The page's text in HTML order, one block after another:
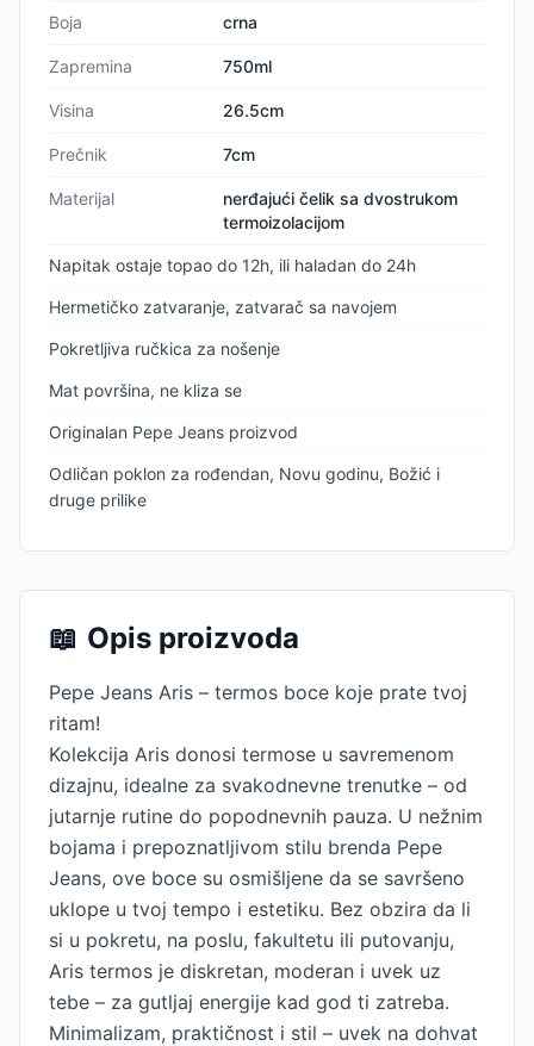
Boja crna
Zapremina 750ml
Visina 26.5cm
Prečnik 7cm
Materijal
nerđajući čelik sa dvostrukom
termoizolacijom
Napitak ostaje topao do 12h, ili haladan do 24h
Hermetičko zatvaranje, zatvarač sa navojem
Pokretljiva ručkica za nošenje
Mat površina, ne kliza se
Originalan Pepe Jeans proizvod
Odličan poklon za rođendan, Novu godinu, Božić i
druge prilike
📖 Opis proizvoda
Pepe Jeans Aris – termos boce koje prate tvoj
ritam!
Kolekcija Aris donosi termose u savremenom
dizajnu, idealne za svakodnevne trenutke – od
jutarnje rutine do popodnevnih pauza. U nežnim
bojama i prepoznatljivom stilu brenda Pepe
Jeans, ove boce su osmišljene da se savršeno
uklope u tvoj tempo i estetiku. Bez obzira da li
si u pokretu, na poslu, fakultetu ili putovanju,
Aris termos je diskretan, moderan i uvek uz
tebe – za gutljaj energije kad god ti zatreba.
Minimalizam, praktičnost i stil – uvek na dohvat